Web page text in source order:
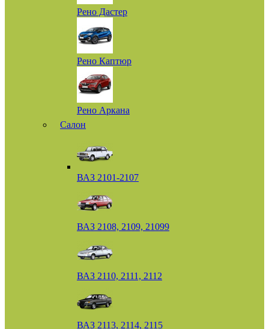
Рено Дастер
Рено Каптюр
Рено Аркана
Салон
ВАЗ 2101-2107
ВАЗ 2108, 2109, 21099
ВАЗ 2110, 2111, 2112
ВАЗ 2113, 2114, 2115